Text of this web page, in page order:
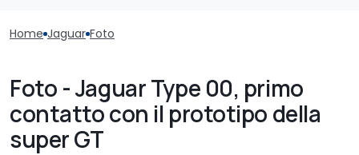
Home Jaguar Foto
Foto - Jaguar Type 00, primo
contatto con il prototipo della
super GT